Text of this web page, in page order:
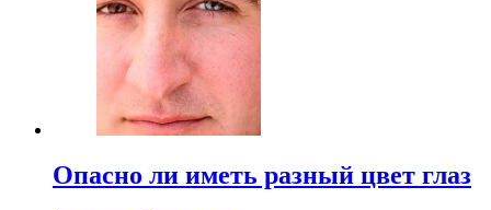
Опасно ли иметь разный цвет глаз